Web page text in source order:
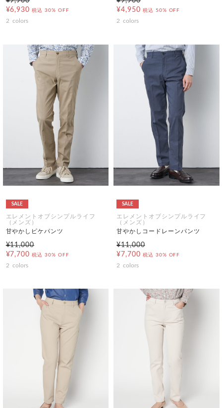
¥6,930 税込 30% OFF
2 colors
¥4,950 税込 50% OFF
2 colors
SALE
エレメントオブシンプルライフ
（メンズ）
甘やかしピケパンツ
¥11,000
¥7,700 税込 30% OFF
2 colors
SALE
エレメントオブシンプルライフ
（メンズ）
甘やかしコードレーンパンツ
¥11,000
¥7,700 税込 30% OFF
2 colors